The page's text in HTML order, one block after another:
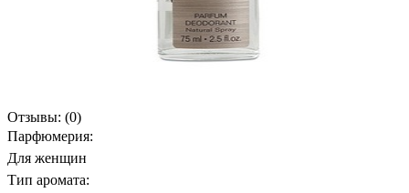
Отзывы: (0)
Парфюмерия:
Для женщин
Тип аромата: